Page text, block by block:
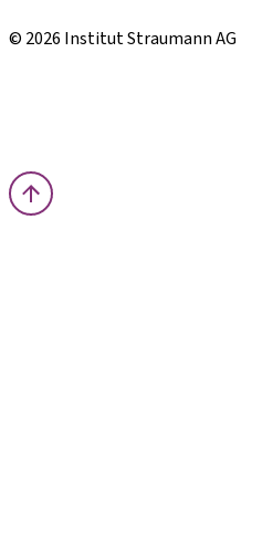
© 2026 Institut Straumann AG